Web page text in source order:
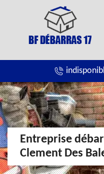
Entreprise
Clement Des